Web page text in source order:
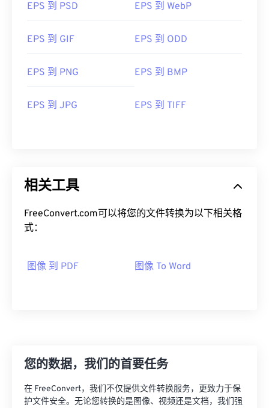
EPS 到 PSD EPS 到 WebP
EPS 到 GIF EPS 到 ODD
EPS 到 PNG EPS 到 BMP
EPS 到 JPG EPS 到 TIFF
相关工具
FreeConvert.com可以将您的文件转换为以下相关格
式：
图像 到 PDF 图像 To Word
您的数据，我们的首要任务
在 FreeConvert，我们不仅提供文件转换服务，更致力于保
护文件安全。无论您转换的是图像、视频还是文档，我们强